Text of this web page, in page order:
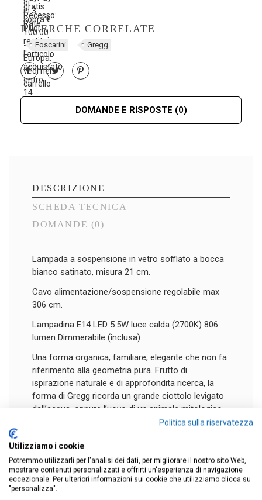
RICERCHE CORRELATE
Foscarini Gregg
DOMANDE E RISPOSTE (0)
DESCRIZIONE
SCHEDA TECNICA
DOMANDE (0)
Lampada a sospensione in vetro soffiato a bocca
bianco satinato, misura 21 cm.
Cavo alimentazione/sospensione regolabile max
306 cm.
Lampadina E14 LED 5.5W luce calda (2700K) 806
lumen Dimmerabile (inclusa)
Una forma organica, familiare, elegante che non fa
riferimento alla geometria pura. Frutto di
ispirazione naturale e di approfondita ricerca, la
forma di Gregg ricorda un grande ciottolo levigato
dall’acqua, oppure l’uovo di un animale mitologico,
simbolo di creazione e rigenerazione. Un volume
sorprendente, perché la forma asimmetrica di
Gregg cambia immagine a seconda del punto di
vista di chi la osserva. Una soluzione inedita per
declinare un materiale tradizionale come il vetro
Politica sulla riservatezza
Utilizziamo i cookie
Potremmo utilizzarli per l'analisi dei dati, per migliorare il nostro sito Web,
mostrare contenuti personalizzati e offrirti un'esperienza di navigazione
eccezionale. Per ulteriori informazioni sui cookie che utilizziamo clicca su
"personalizza".